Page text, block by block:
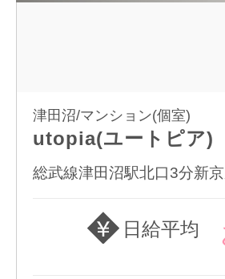
津田沼/マンション(個室)
utopia(ユートピア)
総武線津田沼駅北口3分新
日給平均